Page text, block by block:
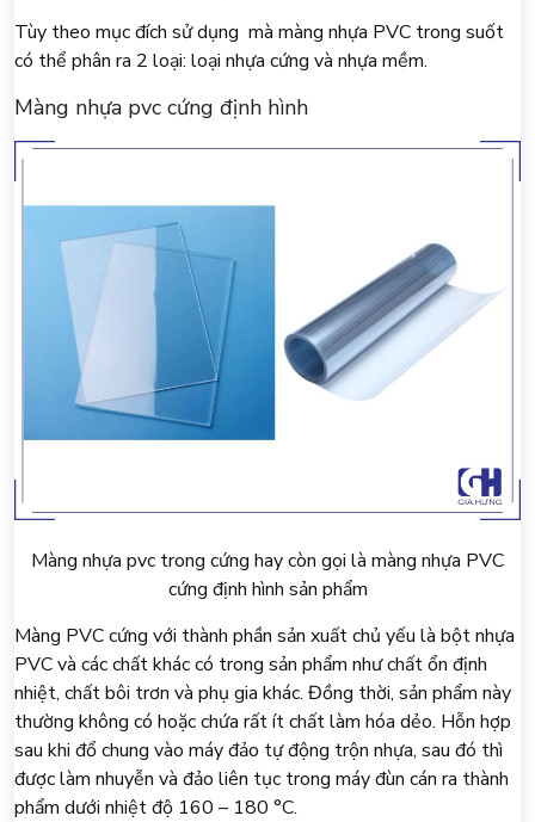
Tùy theo mục đích sử dụng mà màng nhựa PVC trong suốt
có thể phân ra 2 loại: loại nhựa cứng và nhựa mềm.
Màng nhựa pvc cứng định hình
Màng nhựa pvc trong cứng hay còn gọi là màng nhựa PVC
cứng định hình sản phẩm
Màng PVC cứng với thành phần sản xuất chủ yếu là bột nhựa
PVC và các chất khác có trong sản phẩm như chất ổn định
nhiệt, chất bôi trơn và phụ gia khác. Đồng thời, sản phẩm này
thường không có hoặc chứa rất ít chất làm hóa dẻo. Hỗn hợp
sau khi đổ chung vào máy đảo tự động trộn nhựa, sau đó thì
được làm nhuyễn và đảo liên tục trong máy đùn cán ra thành
phẩm dưới nhiệt độ 160 – 180 °C.